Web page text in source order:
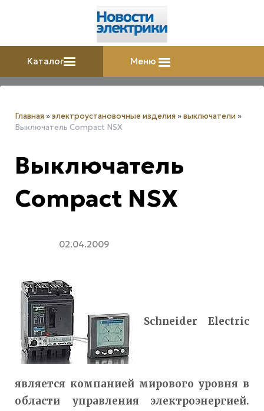
Каталог Меню
Главная »электроустановочные изделия »выключатели »
Выключатель Compact NSX
Выключатель
Compact NSX
02.04.2009
Schneider Electric
является компанией мирового уровня в
области управления электроэнергией.